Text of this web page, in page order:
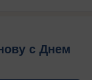
с Днем